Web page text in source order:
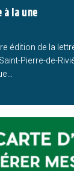
la une
édition de la
Pierre-de-